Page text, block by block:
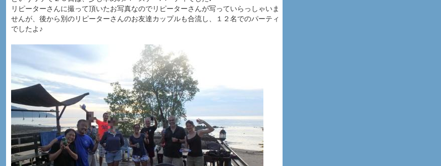
リピーターさんに撮って頂いたお写真なのでリピーターさんが写っていらっしゃいま
せんが、後から別のリピーターさんのお友達カップルも合流し、１２名でのパーティ
でしたよ♪